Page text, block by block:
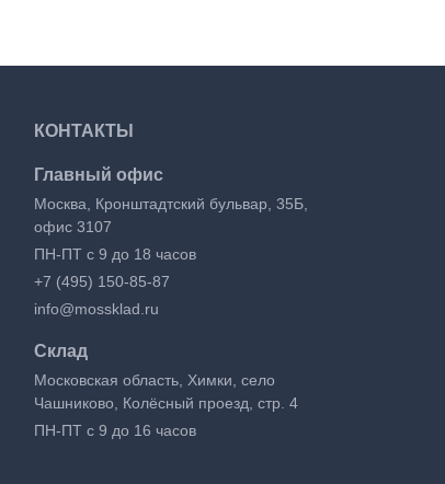
КОНТАКТЫ
Главный офис
Москва, Кронштадтский бульвар, 35Б,
офис 3107
ПН-ПТ с 9 до 18 часов
+7 (495) 150-85-87
info@mossklad.ru
Склад
Московская область, Химки, село
Чашниково, Колёсный проезд, стр. 4
ПН-ПТ с 9 до 16 часов